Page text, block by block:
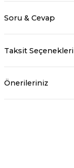
Soru & Cevap
Taksit Seçenekleri
Önerileriniz